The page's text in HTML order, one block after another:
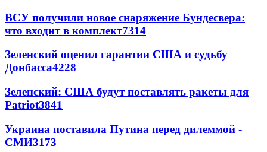
ВСУ получили новое снаряжение Бундесвера:
что входит в комплект7314
Зеленский оценил гарантии США и судьбу
Донбасса4228
Зеленский: США будут поставлять ракеты для
Patriot3841
Украина поставила Путина перед дилеммой -
СМИ3173